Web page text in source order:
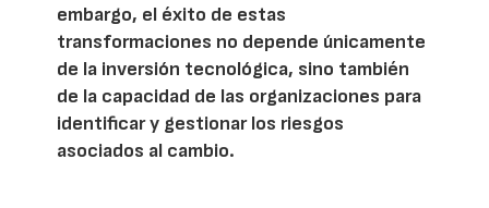
embargo, el éxito de estas
transformaciones no depende únicamente
de la inversión tecnológica, sino también
de la capacidad de las organizaciones para
identificar y gestionar los riesgos
asociados al cambio.